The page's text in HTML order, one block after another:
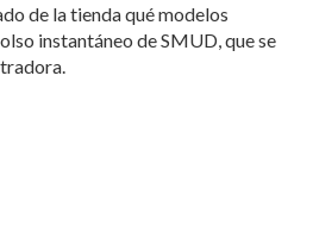
de la tienda qué modelos
instantáneo de SMUD, que se